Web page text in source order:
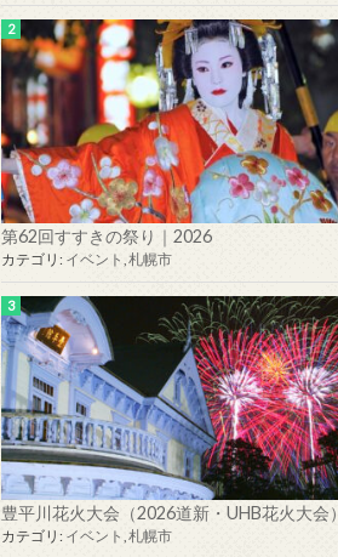
第62回すすきの祭り｜2026
カテゴリ: イベント 札幌市
豊平川花火大会（2026道新・UHB花火大会）
カテゴリ: イベント 札幌市